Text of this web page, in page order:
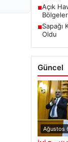
■Açık
■Sapağı
Oldu
Güncel
Ağustos